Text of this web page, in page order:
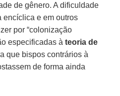
de gênero. A dificuldade
encíclica e em outros
por “colonização
especificadas àteoria de
que bispos contrários à
de forma ainda